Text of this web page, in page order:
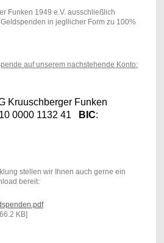
Funken 1949 e.V. ausschließlich
in jegllicher Form zu 100%
auf unserem nachstehende Konto:
Kruuschberger Funken
0000 1132 41 BIC:
stellen wir Ihnen auch gerne ein
bereit:
KB]